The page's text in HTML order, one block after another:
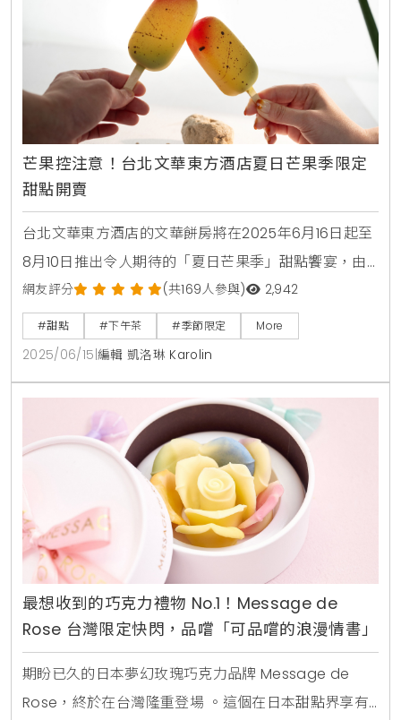
芒果控注意！台北文華東方酒店夏日芒果季限定
甜點開賣
台北文華東方酒店的文華餅房將在2025年6月16日起至
8月10日推出令人期待的「夏日芒果季」甜點饗宴，由
行政西點主廚趙崇曦精心打造多款以愛文芒果為主題的
誘人甜點 。這些精品級美點巧妙融合了芒果細緻飽滿的
果肉和香甜多汁的風味，並搭配柚子，檸檬葉，椰香與
香草等時令及南洋熱帶元素，為芒果愛好者帶來清爽的
夏日享受 。小蛋糕每個295元起，5吋蛋糕每個1280元
起 。品味法式優雅與熱帶風情的完美結合 芒果千
網友評分 (共169人參與) 2,942
#甜點 #下午茶 #季節限定 More
2025/06/15 編輯 凱洛琳 Karolin
最想收到的巧克力禮物 No.1！Message de
Rose 台灣限定快閃，品嚐「可品嚐的浪漫情書」
期盼已久的日本夢幻玫瑰巧克力品牌 Message de
Rose，終於在台灣隆重登場 。這個在日本甜點界享有